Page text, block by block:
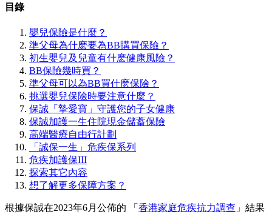
目錄
嬰兒保險是什麼？
準父母為什麽要為BB購買保險？
初生嬰兒及兒童有什麽健康風險？
BB保險幾時買？
準父母可以為BB買什麽保險？
挑選嬰兒保險時要注意什麼？
保誠「摯愛寶」守護您的子女健康
保誠加護一生住院現金儲蓄保險
高端醫療自由行計劃
「誠保一生」危疾保系列
危疾加護保III
探索其它內容
想了解更多保障方案？
根據保誠在2023年6月公佈的 「 香港家庭危疾抗力調查 」結果